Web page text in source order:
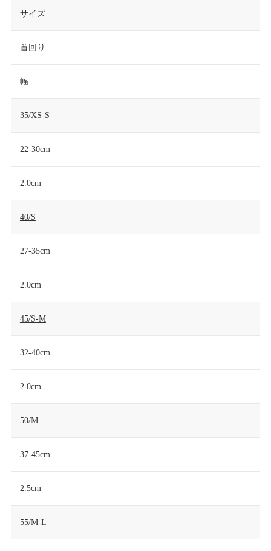
サイズ
首回り
幅
35/XS-S
22-30cm
2.0cm
40/S
27-35cm
2.0cm
45/S-M
32-40cm
2.0cm
50/M
37-45cm
2.5cm
55/M-L